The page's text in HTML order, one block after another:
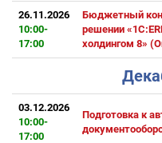
26.11.2026
10:00-
17:00
Бюджетный
решении
холдингом 8»
03.12.2026
10:00-
17:00
Подготовка к